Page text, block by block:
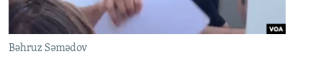
Bəhruz Səmədov